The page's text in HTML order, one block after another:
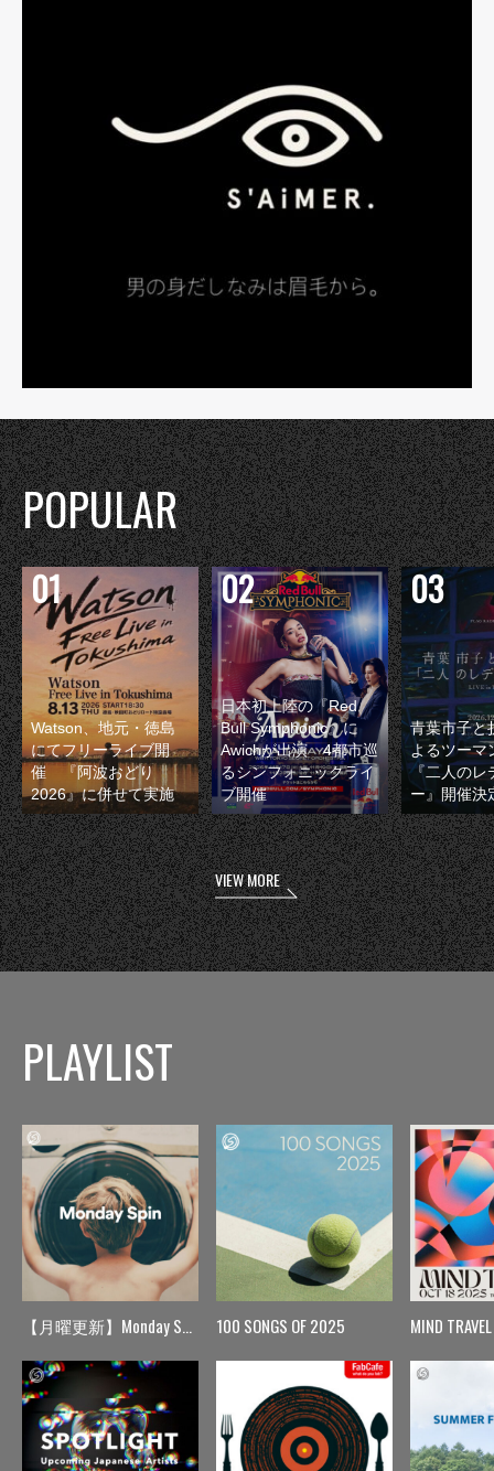
POPULAR
Watson、地元・徳島
にてフリーライブ開
催 『阿波おどり
2026』に併せて実施
日本初上陸の『Red
Bull Symphonic』に
Awichが出演 4都市巡
るシンフォニックライ
ブ開催
青葉市子と
よるツーマ
『二人のレ
ー』開催決
VIEW MORE
PLAYLIST
【月曜更新】Monday Spin 100 SONGS OF 2025 MIND TRAVEL